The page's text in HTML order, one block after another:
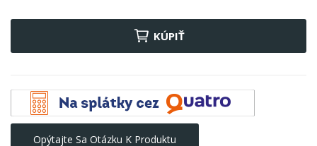
KÚPIŤ
Opýtajte Sa Otázku K Produktu